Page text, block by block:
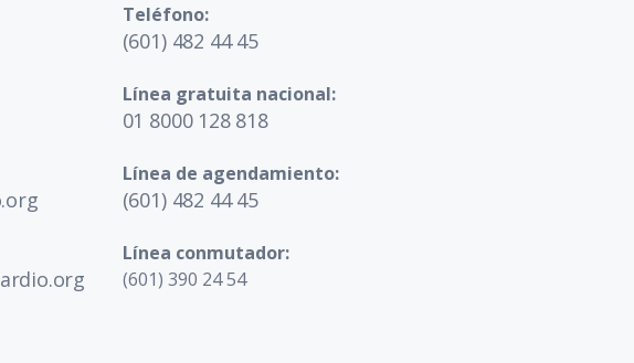
Teléfono:
(601) 482 44 45
Línea gratuita nacional:
01 8000 128 818
Línea de agendamiento:
(601) 482 44 45
Línea conmutador:
(601) 390 24 54